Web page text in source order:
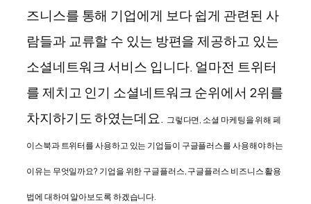
즈니스를 통해 기업에게 보다 쉽게 관련된 사
람들과 교류할 수 있는 방편을 제공하고 있는
소셜네트워크 서비스 입니다. 얼마전 트위터
를 제치고 인기 소셜네트워크 순위에서 2위를
차지하기도 하였는데요. 그렇다면, 소셜 마케팅을 위해 페
이스북과 트위터를 사용하고 있는 기업들이 구글플러스를 사용해야 하는
이유는 무엇일까요? 기업을 위한 구글플러스, 구글플러스 비즈니스 활용
법에 대하여 알아보도록 하겠습니다.